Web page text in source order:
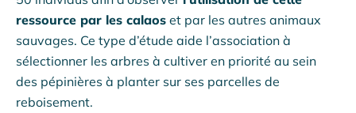
ressource par les calaos et par les autres animaux
sauvages. Ce type d’étude aide l’association à
sélectionner les arbres à cultiver en priorité au sein
des pépinières à planter sur ses parcelles de
reboisement.